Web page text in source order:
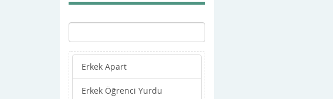
Erkek Apart
Erkek Öğrenci Yurdu